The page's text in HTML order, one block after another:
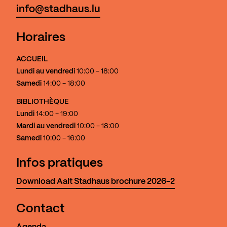
info@stadhaus.lu
Horaires
ACCUEIL
Lundi au vendredi 10:00 - 18:00
Samedi 14:00 - 18:00
BIBLIOTHÈQUE
Lundi 14:00 - 19:00
Mardi au vendredi 10:00 - 18:00
Samedi 10:00 - 16:00
Infos pratiques
Download Aalt Stadhaus brochure 2026-2
Contact